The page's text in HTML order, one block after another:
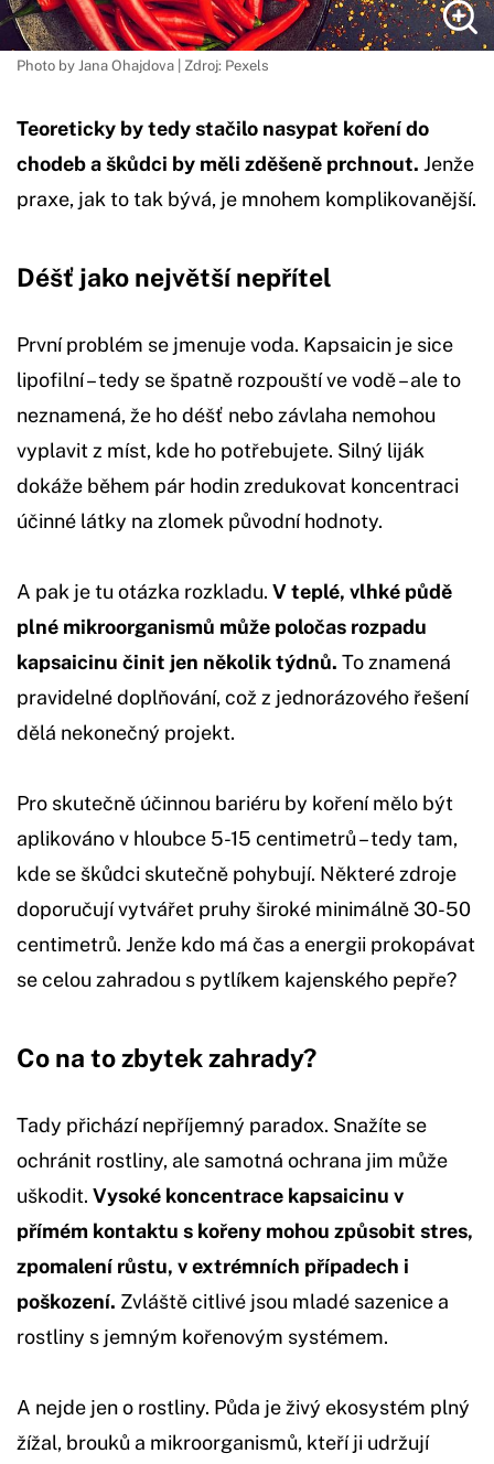
Photo by Jana Ohajdova | Zdroj: Pexels
Teoreticky by tedy stačilo nasypat koření do
chodeb a škůdci by měli zděšeně prchnout. Jenže
praxe, jak to tak bývá, je mnohem komplikovanější.
Déšť jako největší nepřítel
První problém se jmenuje voda. Kapsaicin je sice
lipofilní – tedy se špatně rozpouští ve vodě – ale to
neznamená, že ho déšť nebo závlaha nemohou
vyplavit z míst, kde ho potřebujete. Silný liják
dokáže během pár hodin zredukovat koncentraci
účinné látky na zlomek původní hodnoty.
A pak je tu otázka rozkladu. V teplé, vlhké půdě
plné mikroorganismů může poločas rozpadu
kapsaicinu činit jen několik týdnů. To znamená
pravidelné doplňování, což z jednorázového řešení
dělá nekonečný projekt.
Pro skutečně účinnou bariéru by koření mělo být
aplikováno v hloubce 5-15 centimetrů – tedy tam,
kde se škůdci skutečně pohybují. Některé zdroje
doporučují vytvářet pruhy široké minimálně 30-50
centimetrů. Jenže kdo má čas a energii prokopávat
se celou zahradou s pytlíkem kajenského pepře?
Co na to zbytek zahrady?
Tady přichází nepříjemný paradox. Snažíte se
ochránit rostliny, ale samotná ochrana jim může
uškodit. Vysoké koncentrace kapsaicinu v
přímém kontaktu s kořeny mohou způsobit stres,
zpomalení růstu, v extrémních případech i
poškození. Zvláště citlivé jsou mladé sazenice a
rostliny s jemným kořenovým systémem.
A nejde jen o rostliny. Půda je živý ekosystém plný
žížal, brouků a mikroorganismů, kteří ji udržují